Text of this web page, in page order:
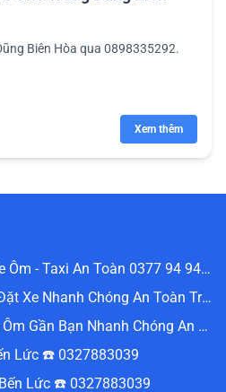
Biên Hòa qua 0898335292.
Xem thêm
Grab Bạc Liêu Siêu Rẻ | Xe Ôm - Taxi An Toàn 0377 94 94 94
Grab Biên Hòa Đồng Nai Đặt Xe Nhanh Chóng An Toàn Trực Tuyến 0336488240
Hướng Dẫn Gọi Taxi & Xe Ôm Gần Bạn Nhanh Chóng An Toàn Nhất Website Đặt Grab Miền Nam 0336488240
Lức ☎️ 0327883039
Lức ☎️ 0327883039